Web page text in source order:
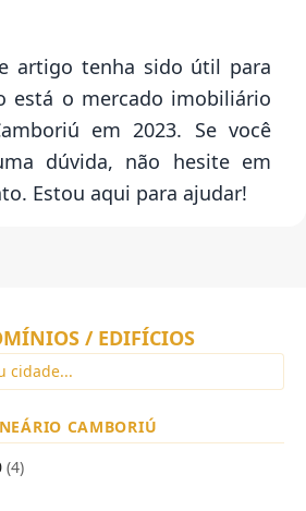
artigo tenha sido útil para
está o mercado imobiliário
em 2023. Se você
dúvida, não hesite em
Estou aqui para ajudar!
/ EDIFÍCIOS
CAMBORIÚ
(4)